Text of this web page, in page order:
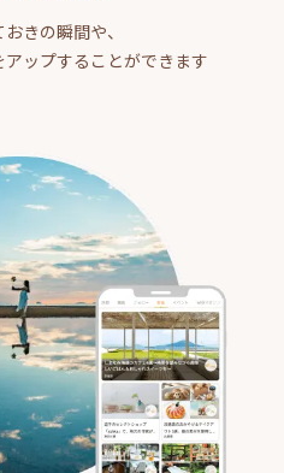
きの瞬間や、
ップすることができます